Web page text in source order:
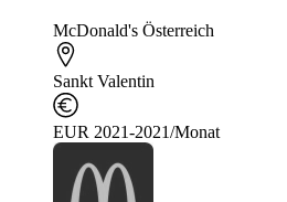
McDonald's Österreich
Sankt Valentin
EUR 2021-2021/Monat